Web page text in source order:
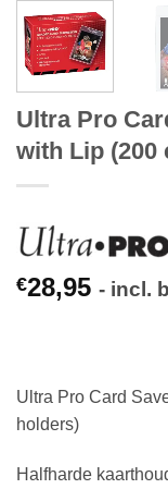
Ultra Pro
with Lip (200
€28,95 - incl.
Ultra Pro Card
holders)
Halfharde